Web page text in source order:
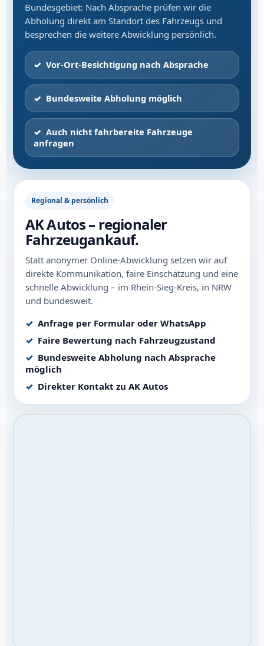
Bundesgebiet: Nach Absprache prüfen wir die
Abholung direkt am Standort des Fahrzeugs und
besprechen die weitere Abwicklung persönlich.
Vor-Ort-Besichtigung nach Absprache
Bundesweite Abholung möglich
Auch nicht fahrbereite Fahrzeuge
anfragen
Regional & persönlich
AK Autos – regionaler
Fahrzeugankauf.
Statt anonymer Online-Abwicklung setzen wir auf
direkte Kommunikation, faire Einschätzung und eine
schnelle Abwicklung – im Rhein-Sieg-Kreis, in NRW
und bundesweit.
Anfrage per Formular oder WhatsApp
Faire Bewertung nach Fahrzeugzustand
Bundesweite Abholung nach Absprache
möglich
Direkter Kontakt zu AK Autos